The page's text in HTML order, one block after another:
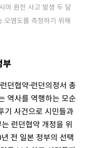
마 원전 사고 발생 두 달
오염도를 측정하기 위해
부
던협약·런던의정서 총
역사를 역행하는 모순
기 사건으로 시민들과
런던협약 개정을 위
전 일본 정부의 선택